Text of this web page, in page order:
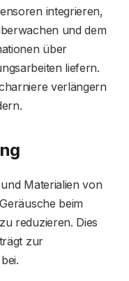
integrieren,
und dem
über
liefern.
verlängern
Materialien von
beim
reduzieren. Dies
zur